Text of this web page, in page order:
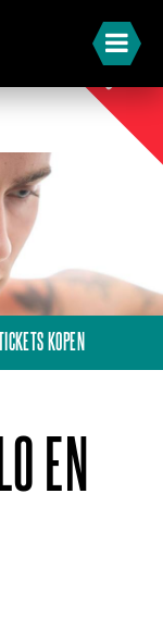
STADS
TICKETS KOPEN
EN